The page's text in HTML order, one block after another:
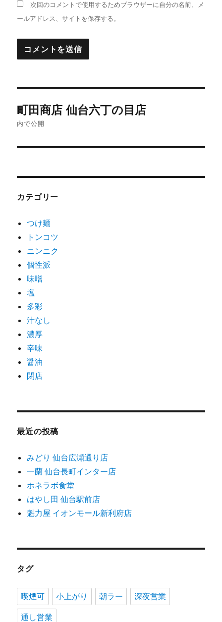
次回のコメントで使用するためブラウザーに自分の名前、メ
ールアドレス、サイトを保存する。
稿
ゲ
ー
シ
ン
町田商店 仙台六丁の目店
内で公開
カテゴリー
つけ麺
トンコツ
ニンニク
個性派
味噌
塩
多彩
汁なし
濃厚
辛味
醤油
閉店
最近の投稿
みどり 仙台広瀬通り店
一蘭 仙台長町インター店
ホネラボ食堂
はやし田 仙台駅前店
魁力屋 イオンモール新利府店
タグ
喫煙可 小上がり 朝ラー 深夜営業
通し営業